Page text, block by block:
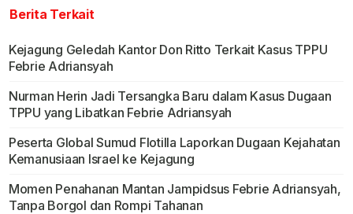
Berita Terkait
Kejagung Geledah Kantor Don Ritto Terkait Kasus TPPU
Febrie Adriansyah
Nurman Herin Jadi Tersangka Baru dalam Kasus Dugaan
TPPU yang Libatkan Febrie Adriansyah
Peserta Global Sumud Flotilla Laporkan Dugaan Kejahatan
Kemanusiaan Israel ke Kejagung
Momen Penahanan Mantan Jampidsus Febrie Adriansyah,
Tanpa Borgol dan Rompi Tahanan